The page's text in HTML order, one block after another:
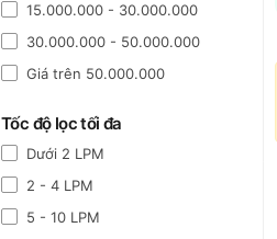
15.000.000 - 30.000.000
30.000.000 - 50.000.000
Giá trên 50.000.000
Tốc độ lọc tối đa
Dưới 2 LPM
2 - 4 LPM
5 - 10 LPM